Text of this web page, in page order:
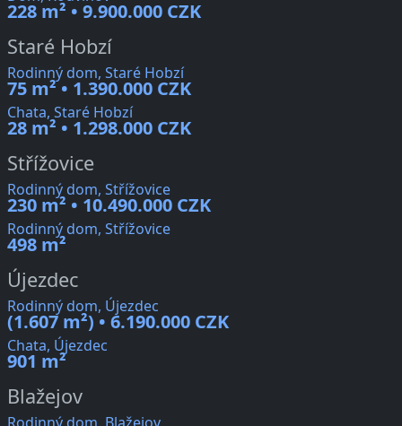
228 m² • 9.900.000 CZK
Staré Hobzí
Rodinný dom, Staré Hobzí
75 m² • 1.390.000 CZK
Chata, Staré Hobzí
28 m² • 1.298.000 CZK
Střížovice
Rodinný dom, Střížovice
230 m² • 10.490.000 CZK
Rodinný dom, Střížovice
498 m²
Újezdec
Rodinný dom, Újezdec
(1.607 m²) • 6.190.000 CZK
Chata, Újezdec
901 m²
Blažejov